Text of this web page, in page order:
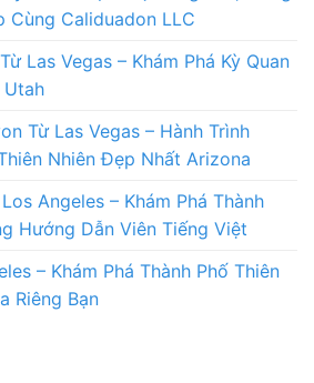
Cùng Caliduadon LLC
Las Vegas – Khám Phá Kỳ Quan
Từ Las Vegas – Hành Trình
Nhiên Đẹp Nhất Arizona
Angeles – Khám Phá Thành
Hướng Dẫn Viên Tiếng Việt
– Khám Phá Thành Phố Thiên
Riêng Bạn